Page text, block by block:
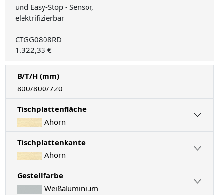
und Easy-Stop - Sensor,
elektrifizierbar
CTGG0808RD
1.322,33 €
B/T/H (mm)
800/800/720
Tischplattenfläche
Ahorn
Tischplattenkante
Ahorn
Gestellfarbe
Weißaluminium